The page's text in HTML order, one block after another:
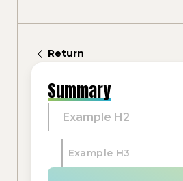
Return
Summary
Example H2
Example H3